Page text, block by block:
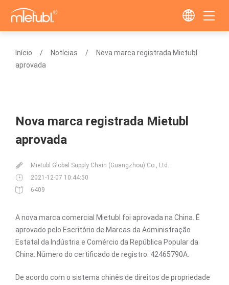
Início Notícias
Nova marca registrada Mietubl
aprovada
Nova marca registrada Mietubl
aprovada
Mietubl Global Supply Chain (Guangzhou) Co., Ltd.
2021-12-07 10:44:50
6409
A nova marca comercial Mietubl foi aprovada na China. É
aprovado pelo Escritório de Marcas da Administração
Estatal da Indústria e Comércio da República Popular da
China. Número do certificado de registro: 42465790A.
De acordo com o sistema chinês de direitos de propriedade